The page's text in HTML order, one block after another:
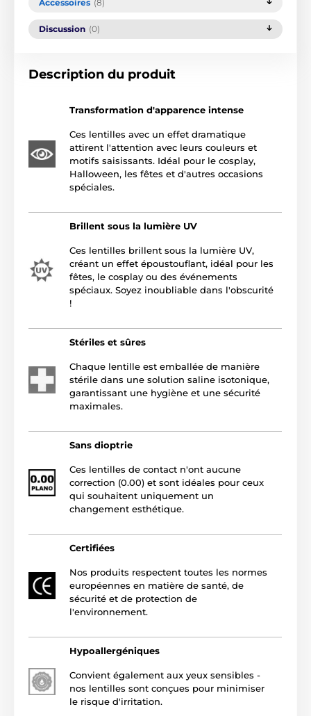
Accessoires (8)
Discussion (0)
Description du produit
Transformation d'apparence intense
Ces lentilles avec un effet dramatique
attirent l'attention avec leurs couleurs et
motifs saisissants. Idéal pour le cosplay,
Halloween, les fêtes et d'autres occasions
spéciales.
Brillent sous la lumière UV
Ces lentilles brillent sous la lumière UV,
créant un effet époustouflant, idéal pour les
fêtes, le cosplay ou des événements
spéciaux. Soyez inoubliable dans l'obscurité
!
Stériles et sûres
Chaque lentille est emballée de manière
stérile dans une solution saline isotonique,
garantissant une hygiène et une sécurité
maximales.
Sans dioptrie
Ces lentilles de contact n'ont aucune
correction (0.00) et sont idéales pour ceux
qui souhaitent uniquement un
changement esthétique.
Certifiées
Nos produits respectent toutes les normes
européennes en matière de santé, de
sécurité et de protection de
l'environnement.
Hypoallergéniques
Convient également aux yeux sensibles -
nos lentilles sont conçues pour minimiser
le risque d'irritation.